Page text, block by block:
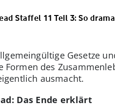
Staffel 11 Teil 3: So
Gesetze
Formen des
ausmacht.
Das Ende erklärt